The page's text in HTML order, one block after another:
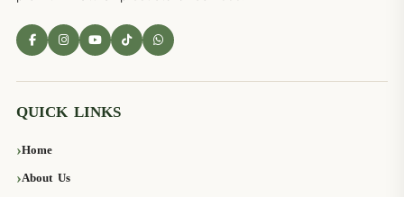
QUICK LINKS
Home
About Us